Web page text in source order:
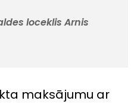
loceklis Arnis
maksājumu ar